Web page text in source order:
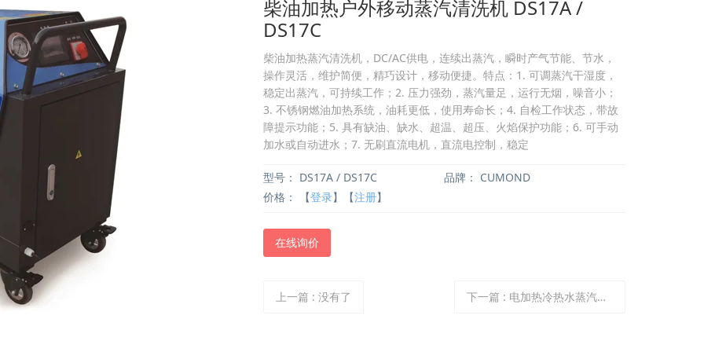
c
h
c
h
柴油加热户外移动蒸汽清洗机 DS17A /
DS17C
柴油加热蒸汽清洗机，DC/AC供电，连续出蒸汽，瞬时产气节能、节水，
操作灵活，维护简便，精巧设计，移动便捷。特点：1. 可调蒸汽干湿度，
稳定出蒸汽，可持续工作；2. 压力强劲，蒸汽量足，运行无烟，噪音小；
3. 不锈钢燃油加热系统，油耗更低，使用寿命长；4. 自检工作状态，带故
障提示功能；5. 具有缺油、缺水、超温、超压、火焰保护功能；6. 可手动
加水或自动进水；7. 无刷直流电机，直流电控制，稳定
型号： DS17A / DS17C 品牌： CUMOND
价格：
【登录】【注册】
在线询价
上一篇 : 没有了 下一篇 : 电加热冷热水蒸汽一体高压清洗机 高温高压清洗机 CW-EWS24